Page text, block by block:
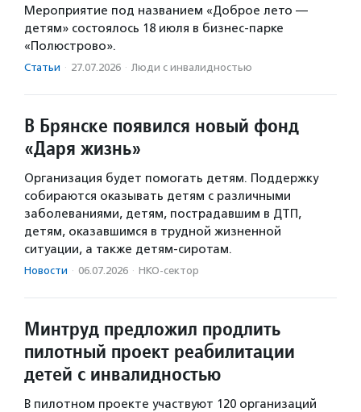
Мероприятие под названием «Доброе лето —
детям» состоялось 18 июля в бизнес-парке
«Полюстрово».
Статьи · 27.07.2026 · Люди с инвалидностью
В Брянске появился новый фонд
«Даря жизнь»
Организация будет помогать детям. Поддержку
собираются оказывать детям с различными
заболеваниями, детям, пострадавшим в ДТП,
детям, оказавшимся в трудной жизненной
ситуации, а также детям-сиротам.
Новости · 06.07.2026 · НКО-сектор
Минтруд предложил продлить
пилотный проект реабилитации
детей с инвалидностью
В пилотном проекте участвуют 120 организаций